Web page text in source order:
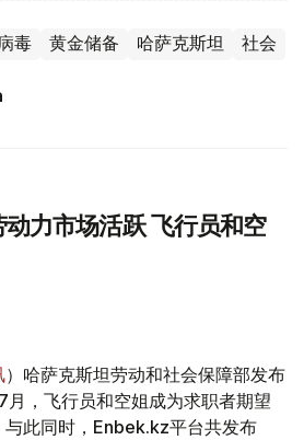
毒 黄金储备 哈萨克斯坦 社会
力市场活跃 飞行员和空
）哈萨克斯坦劳动和社会保障部发布
，飞行员和空姐成为求职者期望
此同时，Enbek.kz平台共发布